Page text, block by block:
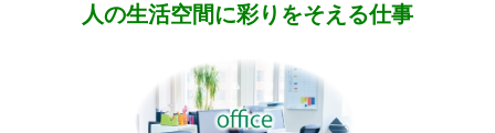
人の生活空間に彩りをそえる仕事